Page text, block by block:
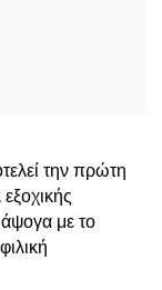
την πρώτη
με το